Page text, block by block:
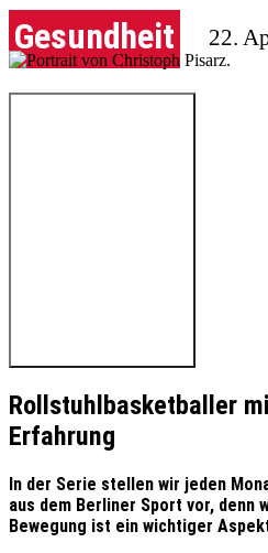
Gesundheit 22.
Rollstuhlbasketballer
Erfahrung
n der Serie stellen wir jeden
aus dem Berliner Sport vor, denn
Bewegung ist ein wichtiger